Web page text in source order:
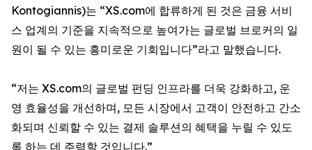
Kontogiannis)는 “XS.com에 합류하게 된 것은 금융 서비
스 업계의 기준을 지속적으로 높여가는 글로벌 브로커의 일
원이 될 수 있는 흥미로운 기회입니다”라고 말했습니다.
“저는 XS.com의 글로벌 펀딩 인프라를 더욱 강화하고, 운
영 효율성을 개선하며, 모든 시장에서 고객이 안전하고 간소
화되며 신뢰할 수 있는 결제 솔루션의 혜택을 누릴 수 있도
록 하는 데 주력할 것입니다.”